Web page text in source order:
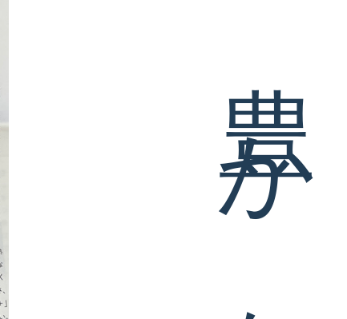
お問い合わせ プライバシー
ポリシー